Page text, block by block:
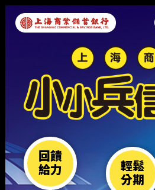
回饋
給力
輕鬆
分期